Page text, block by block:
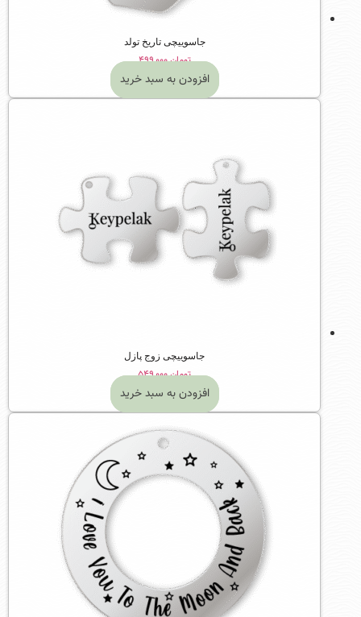
جاسوییچی تاریخ تولد
تومان۴۹۹,۰۰۰
افزودن به سبد خرید
جاسوییچی زوج پازل
تومان۵۴۹,۰۰۰
افزودن به سبد خرید